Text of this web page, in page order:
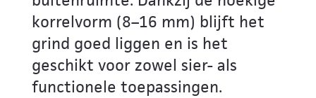
korrelvorm (8–16 mm) blijft het
grind goed liggen en is het
geschikt voor zowel sier- als
functionele toepassingen.